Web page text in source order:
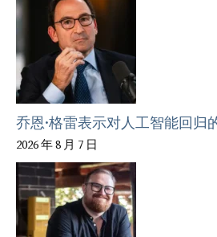
乔恩·格雷表示对人工智能回归
2026 年 8 月 7 日